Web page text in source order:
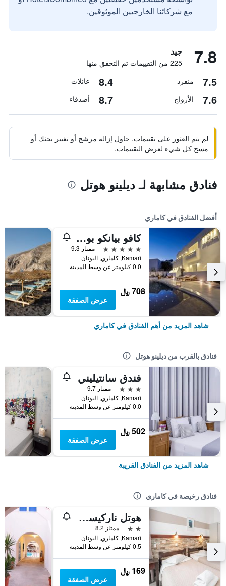
مع شركائنا الخارجيين الموثوقين.
7.8 جيد
225 من التقييمات تم التحقق منها
7.5 منفرد 8.4 عائلات
7.6 الأزواج 8.7 أصدقاء
لم يتم العثور على تقييمات. حاول إزالة مرشح أو تغيير بحثك أو
مسح كل شيء لعرض التقييمات.
فنادق مشابهة لـ ديلينو هوتل
أفضل الفنادق في كاماري
كافو بيانكو بوتيك هوتل آند سبا
5 نجوم
ممتاز 9.3
Kamari, كاماري, اليونان
0.0 كيلومتر عن وسط المدينة
708 ﷼
عرض الصفقة
شاهد المزيد من أهم الفنادق في كاماري
فنادق بالقرب من ديلينو هوتل
فندق سانتيليني
3 نجوم
ممتاز 9.7
Kamari, كاماري, اليونان
0.0 كيلومتر عن وسط المدينة
502 ﷼
عرض الصفقة
شاهد المزيد من الفنادق القريبة
فنادق رخيصة في كاماري
هوتل ناركيسوس
2 نجمتين
ممتاز 8.2
Kamari, كاماري, اليونان
0.5 كيلومتر عن وسط المدينة
169 ﷼
عرض الصفقة